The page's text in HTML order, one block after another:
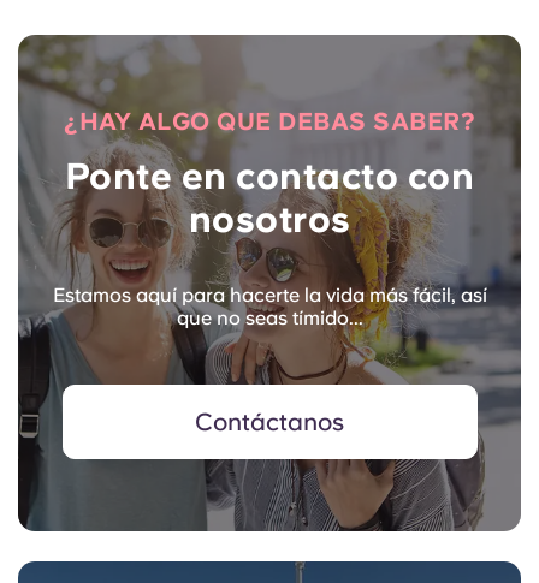
¿HAY ALGO QUE DEBAS SABER?
Ponte en contacto con
nosotros
Estamos aquí para hacerte la vida más fácil, así
que no seas tímido...
Contáctanos